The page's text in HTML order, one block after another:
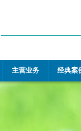
主营业务 经典案